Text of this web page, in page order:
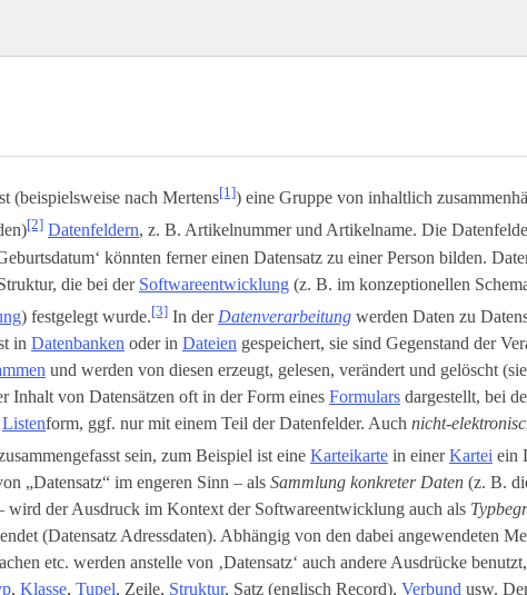
(beispielsweise nach Mertens[1]) eine Gruppe von inhaltlich
[2] Datenfeldern, z. B. Artikelnummer und Artikelname. Die
könnten ferner einen Datensatz zu einer Person bilden.
die bei der Softwareentwicklung (z. B. im konzeptionellen
) festgelegt wurde.[3] In der Datenverarbeitung werden Daten zu
in Datenbanken oder in Dateien gespeichert, sie sind Gegenstand der
und werden von diesen erzeugt, gelesen, verändert und gelöscht
Inhalt von Datensätzen oft in der Form eines Formulars dargestellt, bei
Listen­form, ggf. nur mit einem Teil der Datenfelder. Auch nicht-
sein, zum Beispiel ist eine Karteikarte in einerKartei ein
„Datensatz“ im engeren Sinn – als Sammlung konkreter Daten (z. B.
wird der Ausdruck im Kontext der Softwareentwicklung auch als
(Datensatz Adressdaten). Abhängig von den dabei angewendeten
etc. werden anstelle von ‚Datensatz‘ auch andere Ausdrücke
, Klasse, Tupel, Zeile, Struktur, Satz (englisch Record), Verbund usw.